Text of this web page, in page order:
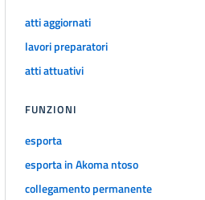
atti aggiornati
lavori preparatori
atti attuativi
FUNZIONI
esporta
esporta in Akoma ntoso
collegamento permanente